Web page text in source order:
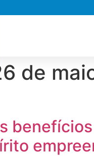
de